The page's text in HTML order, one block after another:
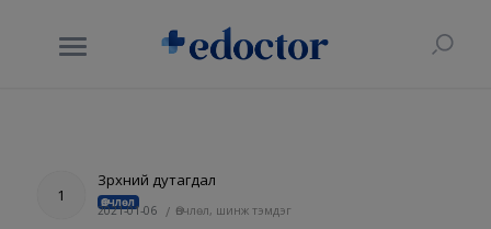
1
Зүрхний дутагдал
Өвчлөл
2021-01-06 / Өвчлөл, шинж тэмдэг